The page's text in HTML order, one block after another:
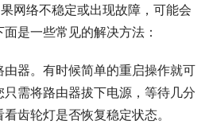
网络不稳定或出现故障，可能会
是一些常见的解决方法：
器。有时候简单的重启操作就可
需将路由器拔下电源，等待几分
齿轮灯是否恢复稳定状态。